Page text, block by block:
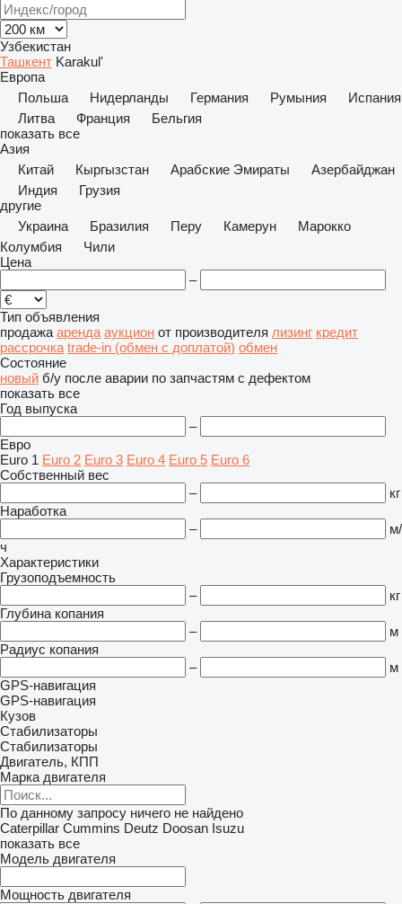
Узбекистан
Ташкент Karakul'
Европа
Польша
Нидерланды Германия Румыния
Испания
Литва
Франция
Бельгия
показать все
Азия
Китай
Кыргызстан Арабские Эмираты
Азербайджан
Индия
Грузия
другие
Украина
Бразилия Перу Камерун
Марокко
Колумбия
Чили
Цена
–
Тип объявления
продажа аренда аукцион от производителя лизинг кредит
рассрочка trade-in (обмен с доплатой) обмен
Состояние
новый б/у после аварии по запчастям с дефектом
показать все
Год выпуска
–
Евро
Euro 1 Euro 2 Euro 3 Euro 4 Euro 5 Euro 6
Собственный вес
–
кг
Наработка
–
м/
ч
Характеристики
Грузоподъемность
–
кг
Глубина копания
–
м
Радиус копания
–
м
GPS-навигация
GPS-навигация
Кузов
Стабилизаторы
Стабилизаторы
Двигатель, КПП
Марка двигателя
По данному запросу ничего не найдено
Caterpillar Cummins Deutz Doosan Isuzu
показать все
Модель двигателя
Мощность двигателя